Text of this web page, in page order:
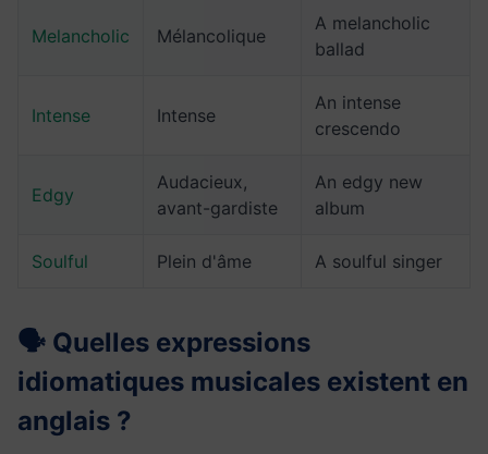
Melancholic Mélancolique
A melancholic
ballad
Intense Intense
An intense
crescendo
Edgy
Audacieux,
avant-gardiste
An edgy new
album
Soulful Plein d'âme A soulful singer
🗣️ Quelles expressions
idiomatiques musicales existent en
anglais ?